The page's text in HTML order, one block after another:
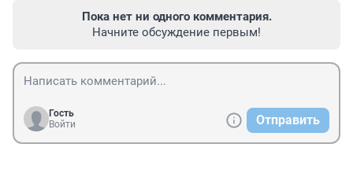
Пока нет ни одного комментария.
Начните обсуждение первым!
Гость
Войти
Отправить